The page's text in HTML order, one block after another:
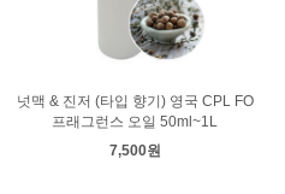
넛맥 & 진저 (타입 향기) 영국 CPL FO
프래그런스 오일 50ml~1L
7,500원